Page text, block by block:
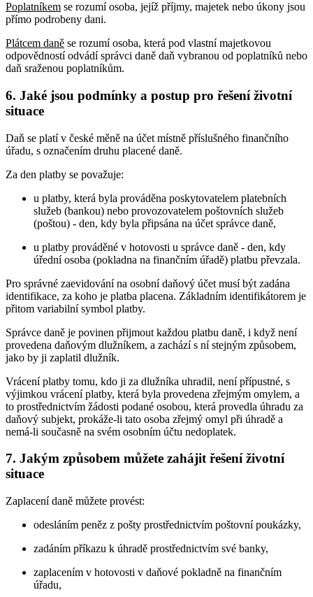
Poplatníkem se rozumí osoba, jejíž příjmy, majetek nebo úkony jsou
přímo podrobeny dani.
Plátcem daně se rozumí osoba, která pod vlastní majetkovou
odpovědností odvádí správci daně daň vybranou od poplatníků nebo
daň sraženou poplatníkům.
6. Jaké jsou podmínky a postup pro řešení životní
situace
Daň se platí v české měně na účet místně příslušného finančního
úřadu, s označením druhu placené daně.
Za den platby se považuje:
u platby, která byla prováděna poskytovatelem platebních
služeb (bankou) nebo provozovatelem poštovních služeb
(poštou) - den, kdy byla připsána na účet správce daně,
u platby prováděné v hotovosti u správce daně - den, kdy
úřední osoba (pokladna na finančním úřadě) platbu převzala.
Pro správné zaevidování na osobní daňový účet musí být zadána
identifikace, za koho je platba placena. Základním identifikátorem je
přitom variabilní symbol platby.
Správce daně je povinen přijmout každou platbu daně, i když není
provedena daňovým dlužníkem, a zachází s ní stejným způsobem,
jako by ji zaplatil dlužník.
Vrácení platby tomu, kdo ji za dlužníka uhradil, není přípustné, s
výjimkou vrácení platby, která byla provedena zřejmým omylem, a
to prostřednictvím žádosti podané osobou, která provedla úhradu za
daňový subjekt, prokáže-li tato osoba zřejmý omyl při úhradě a
nemá-li současně na svém osobním účtu nedoplatek.
7. Jakým způsobem můžete zahájit řešení životní
situace
Zaplacení daně můžete provést:
odesláním peněz z pošty prostřednictvím poštovní poukázky,
zadáním příkazu k úhradě prostřednictvím své banky,
zaplacením v hotovosti v daňové pokladně na finančním
úřadu,